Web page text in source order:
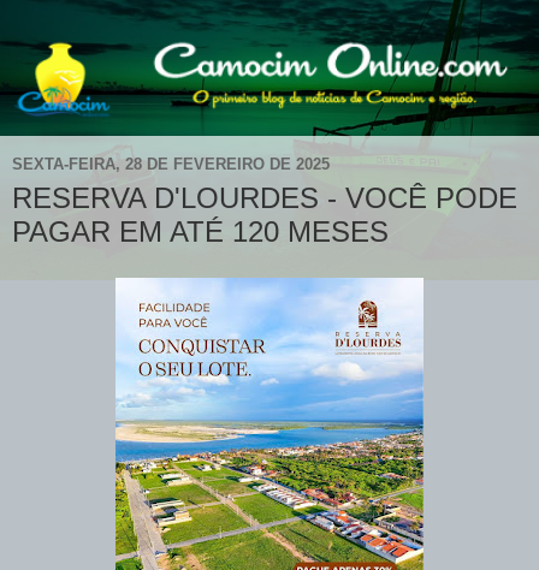
SEXTA-FEIRA, 28 DE FEVEREIRO DE 2025
RESERVA D'LOURDES - VOCÊ PODE
PAGAR EM ATÉ 120 MESES